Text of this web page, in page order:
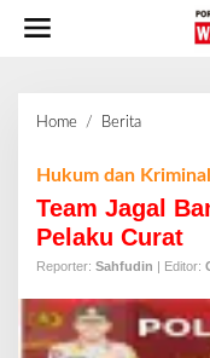
Home / Berita
a
J
a
g
l
B
Hukum dan Kriminal
Team Jagal
Pelaku Curat
Reporter: Sahfudin | Editor: